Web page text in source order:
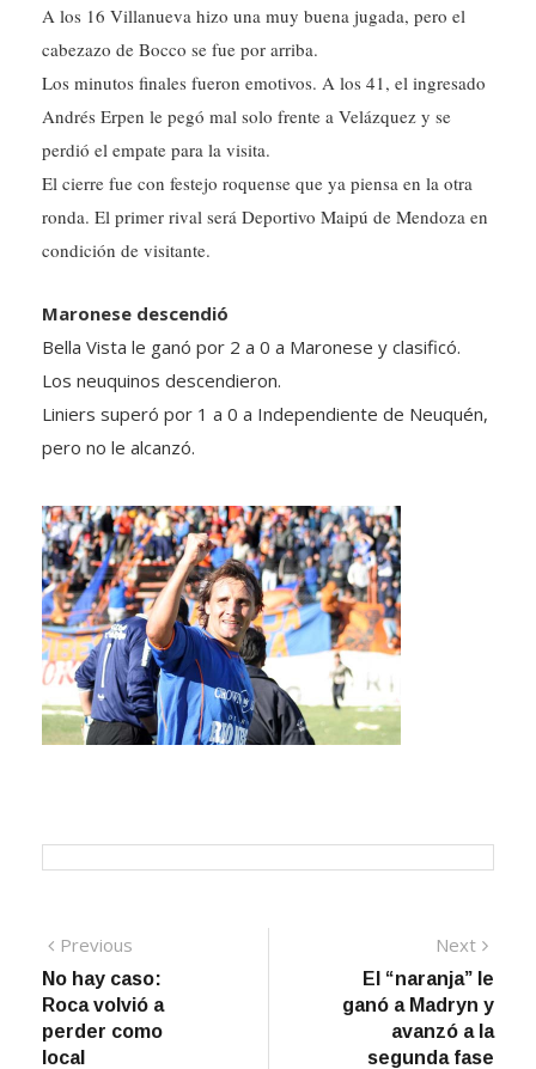
A los 16 Villanueva hizo una muy buena jugada, pero el
cabezazo de Bocco se fue por arriba.
Los minutos finales fueron emotivos. A los 41, el ingresado
Andrés Erpen le pegó mal solo frente a Velázquez y se
perdió el empate para la visita.
El cierre fue con festejo roquense que ya piensa en la otra
ronda. El primer rival será Deportivo Maipú de Mendoza en
condición de visitante.
Maronese descendió
Bella Vista le ganó por 2 a 0 a Maronese y clasificó.
Los neuquinos descendieron.
Liniers superó por 1 a 0 a Independiente de Neuquén,
pero no le alcanzó.
Navegación
de
entradas
Previous
post:
No hay caso:
Roca volvió a
perder como
local
Next
El “naranja” le
ganó a Madryn y
avanzó a la
segunda fase